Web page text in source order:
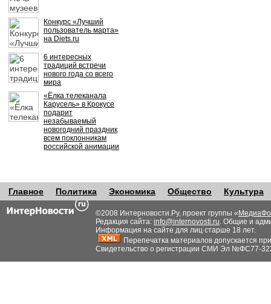
Конкурс «Лучший
пользователь марта»
на Diets.ru
6 интересных
традиций встречи
нового года со всего
мира
«Ёлка телеканала
Карусель» в Крокусе
подарит
незабываемый
новогодний праздник
всем поклонникам
российской анимации
Главное Политика Экономика Общество Культура
©2008 Интерновости.Ру, проект группы «
Редакция сайта: info@internovosti.ru. Общие и
Информация на сайте для лиц старше 18 лет.
Перепечатка материалов допускается
Свидетельство о регистрации СМИ Эл №ФС77-